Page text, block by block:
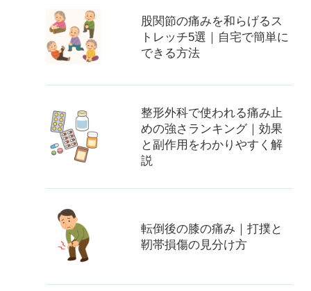
股関節の痛みを和らげるス
トレッチ5選｜自宅で簡単に
できる方法
整形外科で使われる痛み止
めの強さランキング｜効果
と副作用をわかりやすく解
説
転倒後の膝の痛み｜打撲と
靭帯損傷の見分け方